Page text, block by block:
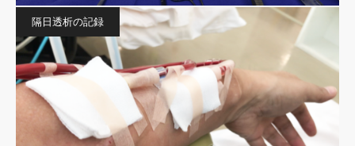
隔日透析の記録